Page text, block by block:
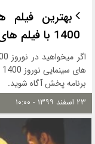
1400 با فیلم های برتر سینما
برنامه پخش آگاه شوید.
۲۳ اسفند ۱۳۹۹ - ۱۰:۰۰